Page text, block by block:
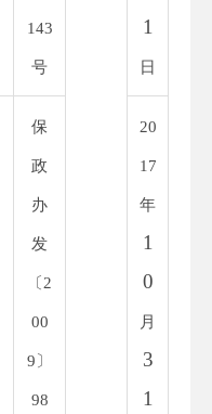
143
号
1
日
保
政
办
发
〔 2
00
9 〕
98
20
1 7
年
1
0
月
3
1